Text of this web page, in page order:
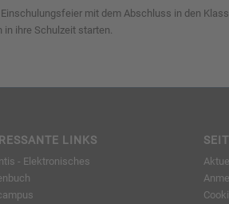
mit dem Abschluss in den
ihre Schulzeit starten.
LINKS
- Elektronisches